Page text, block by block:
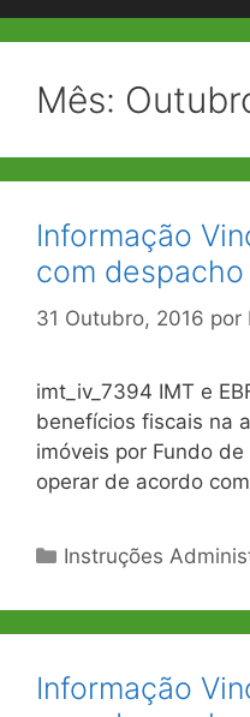
Mês:
Informação
com
31 Outubro, 2016 por
imt_iv_7394 IMT e
benefícios fiscais na
imóveis por Fundo
operar de acordo
Categorias
Instruções
Informação